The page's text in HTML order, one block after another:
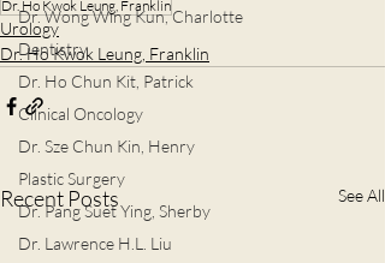
Dr. Wong Wing Kun, Charlotte
Dentistry
Dr. Ho Chun Kit, Patrick
Clinical Oncology
Dr. Sze Chun Kin, Henry
Plastic Surgery
Dr. Pang Suet Ying, Sherby
Dr. Lawrence H.L. Liu
Dr. Ho Kwok Leung, Franklin
Urology
Dr. Ho Kwok Leung, Franklin
Recent Posts See All